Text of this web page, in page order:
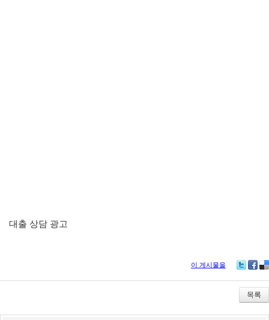
대출 상담 광고
이 게시물을
itte ce
bo
ok
lici
ou
s
목록